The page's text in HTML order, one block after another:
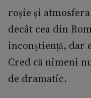
roșie și
decât cea din
inconștiență, dar
Cred că nimeni
de dramatic.